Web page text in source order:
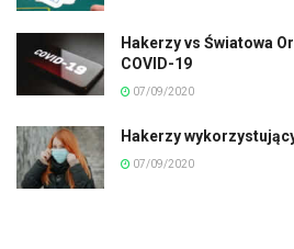
Hakerzy vs Światowa
COVID-19
07/09/2020
Hakerzy
07/09/2020